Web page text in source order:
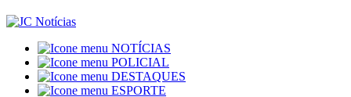
NOTÍCIAS
POLICIAL
DESTAQUES
ESPORTE